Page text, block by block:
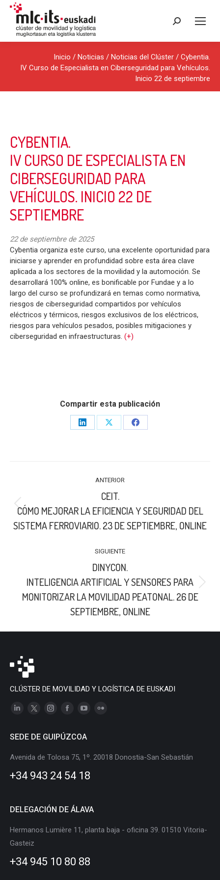
Buscar:
Inicio / Noticias / Noticias del Clúster / Cybentia.
IV Curso de Especialista en Ciberseguridad para Vehículos.
Inicio 22 de septiembre
CYBENTIA.
IV CURSO DE ESPECIALISTA EN
CIBERSEGURIDAD PARA
VEHÍCULOS. INICIO 22 DE
SEPTIEMBRE
22 de septiembre de 2025
Cybentia organiza este curso, una excelente oportunidad para
iniciarse y aprender en profundidad sobre esta área clave
aplicada a los sectores de la movilidad y la automoción. Se
desarrollará 100% online, es bonificable por Fundae y a lo
largo del curso se profundizará en temas como normativa,
riesgos de ciberseguridad compartidos por vehículos
eléctricos y térmicos, riesgos exclusivos de los eléctricos,
riesgos para vehículos pesados, posibles mitigaciones y
ciberseguridad en infraestructuras. (+)
Compartir esta publicación
Share
Share
Share
PUBLICACIONES
ANTERIOR
Publicación
CEIT.
CÓMO MEJORAR LA EFICIENCIA Y SEGURIDAD DEL
SISTEMA FERROVIARIO. 23 DE SEPTIEMBRE, ONLINE
SIGUIENTE
Publicación
siguiente:
DINYCON.
INTELIGENCIA ARTIFICIAL Y SENSORES PARA
MONITORIZAR LA MOVILIDAD PEATONAL. 26 DE
SEPTIEMBRE, ONLINE
CLÚSTER DE MOVILIDAD Y LOGÍSTICA DE EUSKADI
Linkedin
opens
window
X
opens
window
Instagram
opens
in
window
opens
in
window
opens
in
window
in
SEDE DE GUIPÚZCOA
Avenida de Tolosa 75, 1º. 20018 Donostia-San Sebastián
+34 943 24 54 18
DELEGACIÓN DE ÁLAVA
Hermanos Lumière 11, planta baja - oficina 39. 01510 Vitoria-
Gasteiz
+34 945 10 80 88